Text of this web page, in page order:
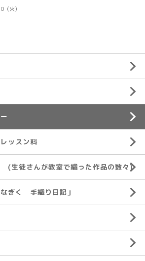
(火)
ッスン料
(生徒さんが教室で織った作品の数々)
ぎく 手織り日記」